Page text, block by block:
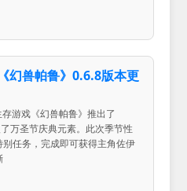
幻兽帕鲁》0.6.8版本更
游戏《幻兽帕鲁》推出了
万圣节庆典元素。此次季节性
任务，完成即可获得主角佐伊